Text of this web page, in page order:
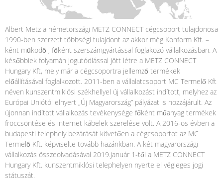
Albert Metz a németországi METZ CONNECT cégcsoport tulajdonosa
1990-ben szerzett többségi tulajdont az akkor még Konform Kft. –
ként működő , főként szerszámgyártással foglakozó vállalkozásban. A
későbbiek folyamán jogutódlással jött létre a METZ CONNECT
Hungary Kft, mely már a cégcsoportra jellemző termékek
előállításával foglalkozott. 2011-ben a vállalatcsoport MC Termelő Kft
néven kunszentmiklósi székhellyel új vállalkozást indított, melyhez az
Európai Uniótól elnyert „Új Magyarország” pályázat is hozzájárult. Az
újonnan indított vállalkozás tevékenysége főként műanyag termékek
fröccsöntése és internet kábelek szerelése volt. A 2016-os évben a
budapesti telephely bezárását követően a cégcsoportot az MC
Termelő Kft. képviselte tovább hazánkban. A két magyarországi
vállalkozás összeolvadásával 2019.január 1-től a METZ CONNECT
Hungary Kft. kunszentmiklósi telephelyen nyerte el végleges jogi
státuszát.